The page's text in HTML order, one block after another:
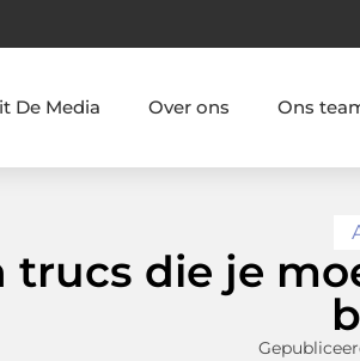
De Media Over ons Ons
trucs die je